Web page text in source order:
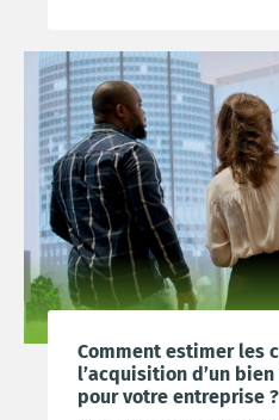
Comment estimer les
l’acquisition d’un
pour votre entreprise ?